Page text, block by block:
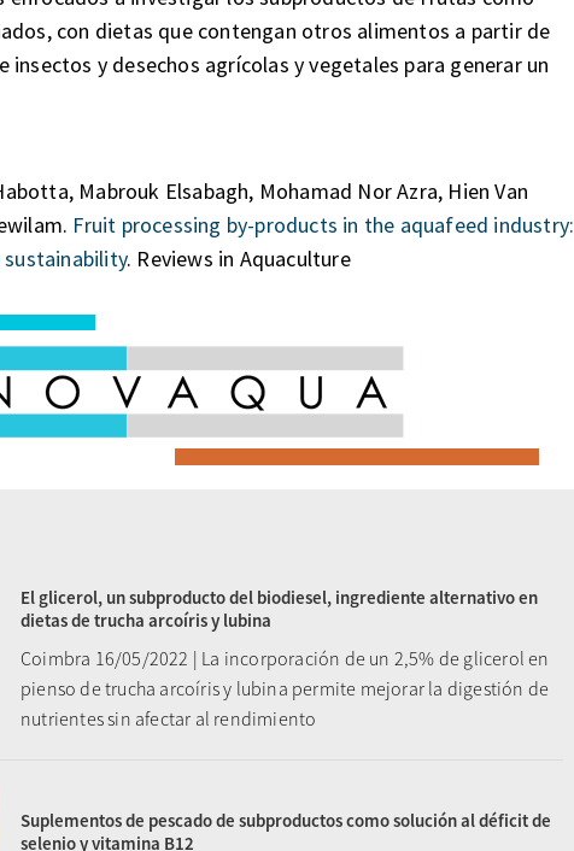
con dietas que contengan otros alimentos a partir de
insectos y desechos agrícolas y vegetales para generar un
Mabrouk Elsabagh, Mohamad Nor Azra, Hien Van
Fruit processing by-products in the aquafeed industry:
. Reviews in Aquaculture
El glicerol, un subproducto del biodiesel, ingrediente alternativo en
dietas de trucha arcoíris y lubina
Coimbra 16/05/2022 | La incorporación de un 2,5% de glicerol en
pienso de trucha arcoíris y lubina permite mejorar la digestión de
nutrientes sin afectar al rendimiento
Suplementos de pescado de subproductos como solución al déficit de
selenio y vitamina B12